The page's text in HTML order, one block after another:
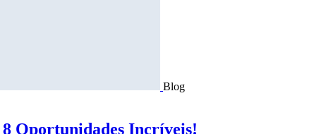
Blog
Oportunidades Incríveis!